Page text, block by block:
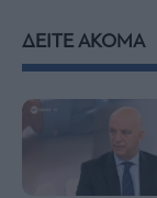
ΔΕΙΤΕ ΑΚΟΜΑ